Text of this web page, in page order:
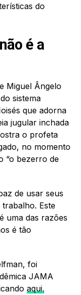
do
é a
Miguel Ângelo
sistema
que adorna
jugular inchada
o profeta
no momento
“o bezerro de
de usar seus
Este
uma das razões
é tão
foi
JAMA
aqui.